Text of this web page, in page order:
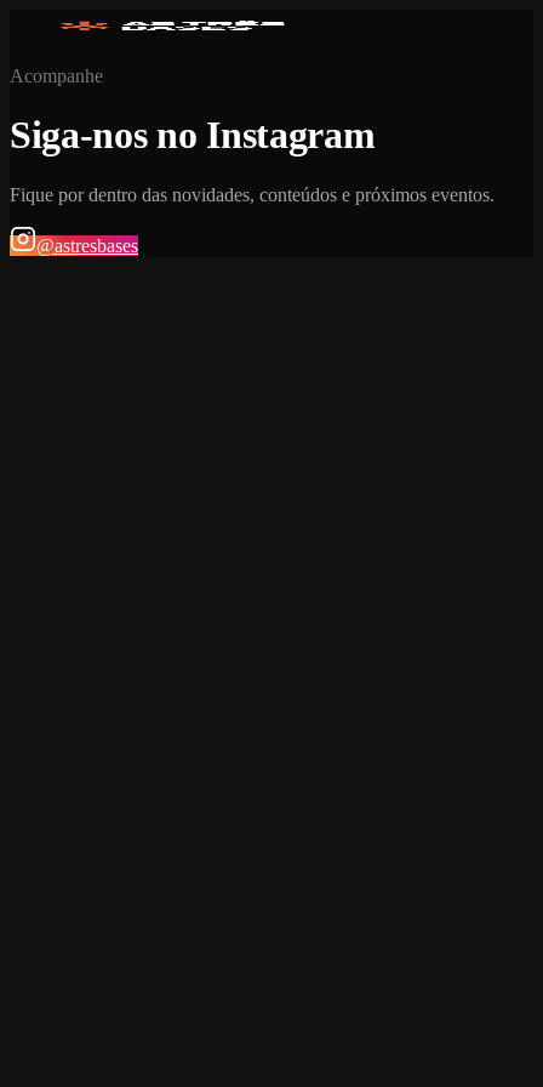
Acompanhe
Siga-nos no Instagram
Fique por dentro das novidades, conteúdos e próximos eventos.
@astresbases